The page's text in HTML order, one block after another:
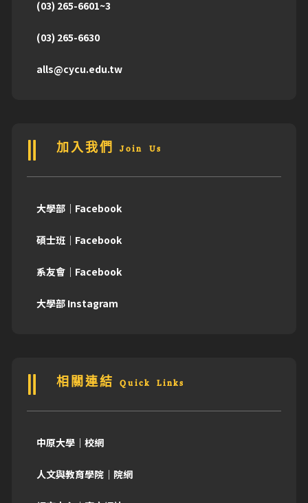
(03) 265-6601~3
(03) 265-6630
alls@cycu.edu.tw
加入我們 Join Us
大學部｜Facebook
碩士班｜Facebook
系友會｜Facebook
大學部 Instagram
相關連結 Quick Links
中原大學｜校網
人文與教育學院｜院網